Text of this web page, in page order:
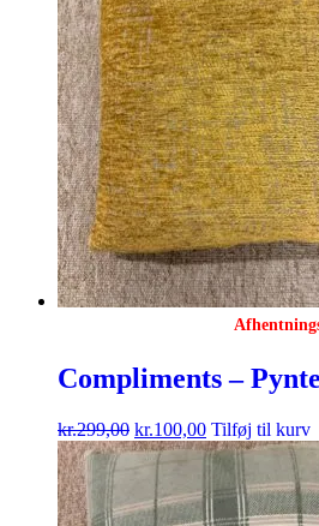
Compliments –
kr.299,00 kr.100,00 Tilføj til kurv